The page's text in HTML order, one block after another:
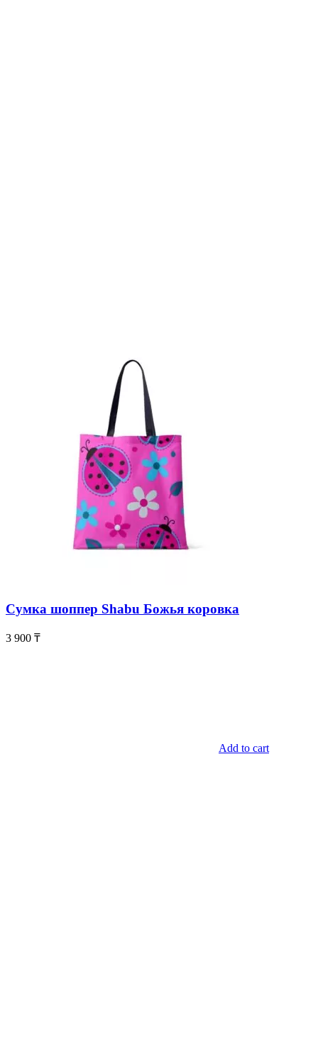
Сумка шоппер Shabu Божья коровка
3 900 ₸
Add to cart